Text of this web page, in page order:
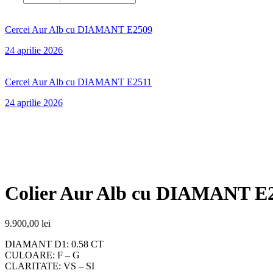
Cercei Aur Alb cu DIAMANT E2509
24 aprilie 2026
Cercei Aur Alb cu DIAMANT E2511
24 aprilie 2026
Colier Aur Alb cu DIAMANT
9.900,00 lei
DIAMANT D1: 0.58 CT
CULOARE: F – G
CLARITATE: VS – SI